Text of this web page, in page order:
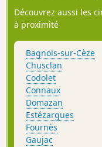
Découvrez aussi les
à proximité
Bagnols-sur-Cèze
Chusclan
Codolet
Connaux
Domazan
Estézargues
Fournès
Gaujac